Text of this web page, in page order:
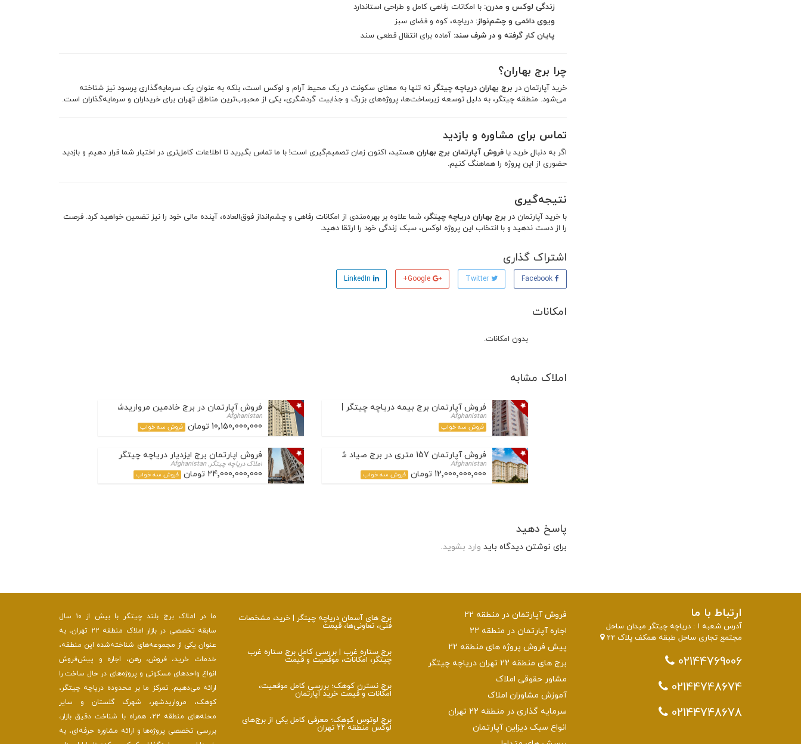
زندگی لوکس و مدرن: با امکانات رفاهی کامل و طراحی استاندارد
ویوی دائمی و چشم‌نواز: دریاچه، کوه و فضای سبز
پایان کار گرفته و در شرف سند: آماده برای انتقال قطعی سند
چرا برج بهاران؟
خرید آپارتمان در برج بهاران دریاچه چیتگر نه تنها به معنای سکونت در یک محیط آرام و لوکس است، بلکه به عنوان یک سرمایه‌گذاری پرسود نیز شناخته
می‌شود. منطقه چیتگر، به دلیل توسعه زیرساخت‌ها، پروژه‌های بزرگ و جذابیت گردشگری، یکی از محبوب‌ترین مناطق تهران برای خریداران و سرمایه‌گذاران است.
تماس برای مشاوره و بازدید
اگر به دنبال خرید یافروش آپارتمان برج بهاران هستید، اکنون زمان تصمیم‌گیری است! با ما تماس بگیرید تا اطلاعات کامل‌تری در اختیار شما قرار دهیم و بازدید
حضوری از این پروژه را هماهنگ کنیم.
نتیجه‌گیری
با خرید آپارتمان در برج بهاران دریاچه چیتگر، شما علاوه بر بهره‌مندی از امکانات رفاهی و چشم‌انداز فوق‌العاده، آینده مالی خود را نیز تضمین خواهید کرد. فرصت
را از دست ندهید و با انتخاب این پروژه لوکس، سبک زندگی خود را ارتقا دهید.
اشتراک گذاری
Facebook
Twitter
Google+
امکانات
بدون امکانات.
املاک مشابه
فروش آپارتمان برج بیمه دریاچه چیتگر | 163 متر | دید جنگل
Afghanistan
فروش سه خواب
فروش آپارتمان در برج خادمین مرواریدشهر – فرصتی طلایی برای
Afghanistan
10٬150٬000٬000 تومان فروش سه خواب
فروش آپارتمان 157 متری در برج صیاد شیرازی 2 – لوکس، مدرن و ایده‌آل برای زندگی در منطقه 22
Afghanistan
12٬000٬000٬000 تومان فروش سه خواب
فروش اپارتمان برج ایزدیار دریاچه چیتگر
املاک دریاچه چیتگر, Afghanistan
24٬000٬000٬000 تومان فروش سه خواب
پاسخ دهید
برای نوشتن دیدگاه باید وارد بشوید.
ارتباط با ما
آدرس شعبه 1 : دریاچه چیتگر میدان ساحل
مجتمع تجاری ساحل طبقه همکف پلاک 22
02144769006
02144748674
02144748678
فروش آپارتمان در منطقه 22
اجاره آپارتمان در منطقه 22
پیش فروش پروژه های منطقه 22
برج های منطقه 22 تهران دریاچه چیتگر
مشاور حقوقی املاک
آموزش مشاوران املاک
سرمایه گذاری در منطقه 22 تهران
انواع سبک دیزاین آپارتمان
برج‌ های آسمان دریاچه چیتگر | خرید، مشخصات
فنی، تعاونی‌ها، قیمت
برج ستاره غرب | بررسی کامل برج ستاره غرب
چیتگر، امکانات، موقعیت و قیمت
برج نسترن کوهک؛ بررسی کامل موقعیت،
امکانات و قیمت خرید آپارتمان
برج لوتوس کوهک؛ معرفی کامل یکی از برج‌های
لوکس منطقه ۲۲ تهران
ما در املاک برج بلند چیتگر با بیش از ۱۰ سال
سابقه تخصصی در بازار املاک منطقه ۲۲ تهران، به
عنوان یکی از مجموعه‌های شناخته‌شده این منطقه،
خدمات خرید، فروش، رهن، اجاره و پیش‌فروش
انواع واحدهای مسکونی و پروژه‌های در حال ساخت را
ارائه می‌دهیم. تمرکز ما بر محدوده دریاچه چیتگر،
کوهک، مرواریدشهر، شهرک گلستان و سایر
محله‌های منطقه ۲۲، همراه با شناخت دقیق بازار،
بررسی تخصصی پروژه‌ها و ارائه مشاوره حرفه‌ای، به